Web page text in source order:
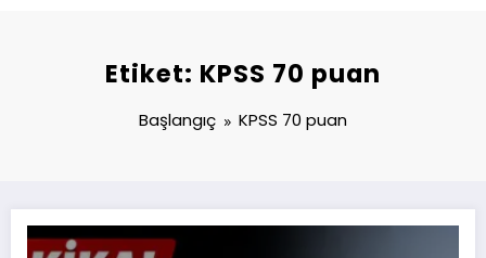
Etiket: KPSS 70 puan
Başlangıç KPSS 70 puan